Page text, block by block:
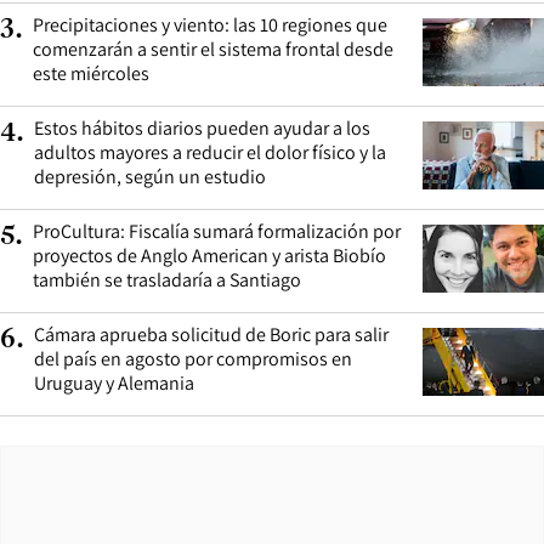
3. Precipitaciones y viento: las 10 regiones que
comenzarán a sentir el sistema frontal desde
este miércoles
4. Estos hábitos diarios pueden ayudar a los
adultos mayores a reducir el dolor físico y la
depresión, según un estudio
5. ProCultura: Fiscalía sumará formalización por
proyectos de Anglo American y arista Biobío
también se trasladaría a Santiago
6. Cámara aprueba solicitud de Boric para salir
del país en agosto por compromisos en
Uruguay y Alemania